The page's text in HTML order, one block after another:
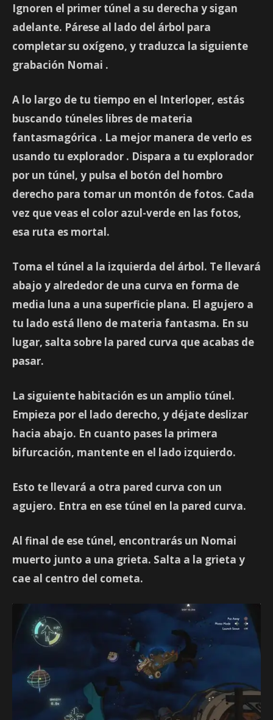
Ignoren el primer túnel a su derecha y sigan
adelante. Párese al lado del árbol para
completar su oxígeno, y traduzca la siguiente
grabación Nomai .
A lo largo de tu tiempo en el Interloper, estás
buscando túneles libres de materia
fantasmagórica . La mejor manera de verlo es
usando tu explorador . Dispara a tu explorador
por un túnel, y pulsa el botón del hombro
derecho para tomar un montón de fotos. Cada
vez que veas el color azul-verde en las fotos,
esa ruta es mortal.
Toma el túnel a la izquierda del árbol. Te llevará
abajo y alrededor de una curva en forma de
media luna a una superficie plana. El agujero a
tu lado está lleno de materia fantasma. En su
lugar, salta sobre la pared curva que acabas de
pasar.
La siguiente habitación es un amplio túnel.
Empieza por el lado derecho, y déjate deslizar
hacia abajo. En cuanto pases la primera
bifurcación, mantente en el lado izquierdo.
Esto te llevará a otra pared curva con un
agujero. Entra en ese túnel en la pared curva.
Al final de ese túnel, encontrarás un Nomai
muerto junto a una grieta. Salta a la grieta y
cae al centro del cometa.